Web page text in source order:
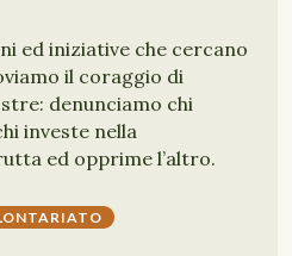
ed iniziative che cercano
il coraggio di
denunciamo chi
investe nella
ed opprime l’altro.